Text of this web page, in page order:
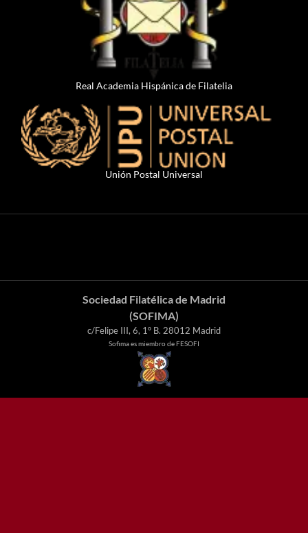
Real Academia Hispánica de Filatelia
Unión Postal Universal
Sociedad Filatélica de Madrid
(SOFIMA)
c/Felipe III, 6, 1º B. 28012 Madrid
Sofima es miembro de FESOFI